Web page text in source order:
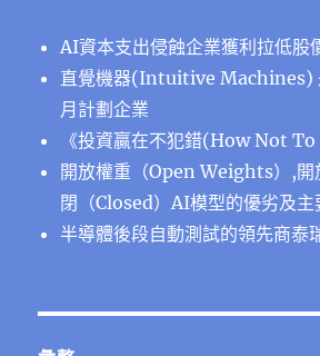
AI資本支出侵蝕企業獲利拉低股
直覺機器(Intuitive Machines)
月計劃企業
《投資贏在不犯錯(How Not
開放權重（Open Weights）,開
閉（Closed）AI模型的優劣及主
半導體後段⾃動測試的領先商